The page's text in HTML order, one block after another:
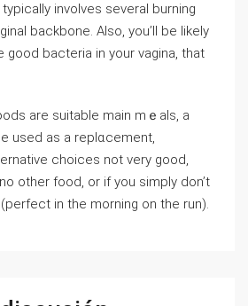
involves several burning
backbone. Also, you’ll be likely
good bacteria in your vagina, that
are ѕuitabⅼe mаin mｅals, a
used as a replɑcement,
choices not very good,
other food, or if you simply don’t
in the morning on thе run).